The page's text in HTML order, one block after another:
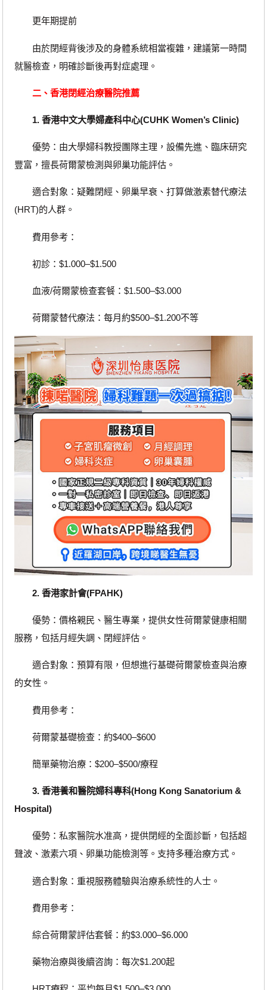
更年期提前
由於閉經背後涉及的身體系統相當複雜，建議第一時間
就醫檢查，明確診斷後再對症處理。
二、香港閉經治療醫院推薦
1. 香港中文大學婦產科中心(CUHK Women’s Clinic)
優勢：由大學婦科教授團隊主理，設備先進、臨床研究
豐富，擅長荷爾蒙檢測與卵巢功能評估。
適合對象：疑難閉經、卵巢早衰、打算做激素替代療法
(HRT)的人群。
費用參考：
初診：$1.000–$1.500
血液/荷爾蒙檢查套餐：$1.500–$3.000
荷爾蒙替代療法：每月約$500–$1.200不等
2. 香港家計會(FPAHK)
優勢：價格親民、醫生專業，提供女性荷爾蒙健康相關
服務，包括月經失調、閉經評估。
適合對象：預算有限，但想進行基礎荷爾蒙檢查與治療
的女性。
費用參考：
荷爾蒙基礎檢查：約$400–$600
簡單藥物治療：$200–$500/療程
3. 香港養和醫院婦科專科(Hong Kong Sanatorium &
Hospital)
優勢：私家醫院水准高，提供閉經的全面診斷，包括超
聲波、激素六項、卵巢功能檢測等。支持多種治療方式。
適合對象：重視服務體驗與治療系統性的人士。
費用參考：
綜合荷爾蒙評估套餐：約$3.000–$6.000
藥物治療與後續咨詢：每次$1.200起